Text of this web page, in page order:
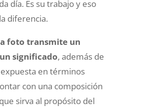
día. Es su trabajo y eso
diferencia.
foto transmite un
significado, además de
en términos
con una composición
sirva al propósito del